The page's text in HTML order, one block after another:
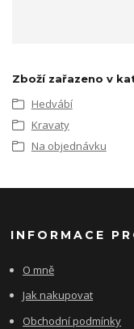
Zboží zařazeno v
Hedvábí
Kravaty
Na objednávku
INFORMACE
O mně
Jak nakupovat
Obchodní podmínky